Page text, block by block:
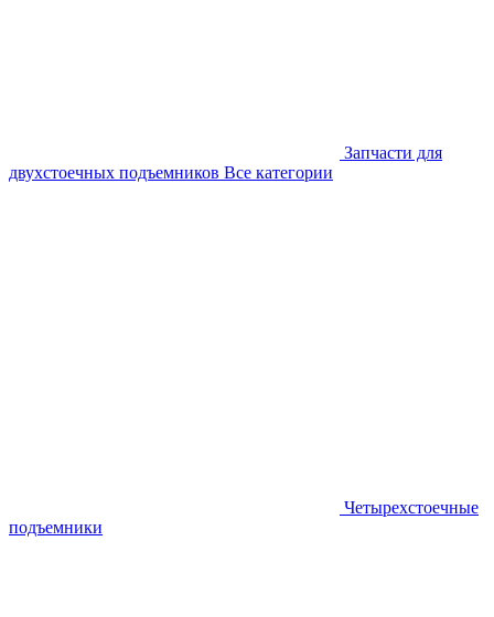
Запчасти для
двухстоечных подъемников Все категории
Четырехстоечные
подъемники